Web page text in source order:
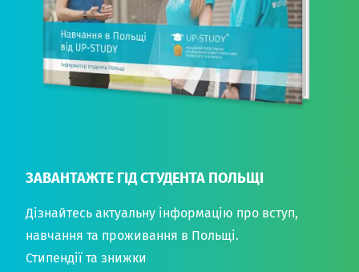
ЗАВАНТАЖТЕ ГІД СТУДЕНТА ПОЛЬЩІ
Дізнайтесь актуальну інформацію про вступ,
навчання та проживання в Польщі.
Стипендії та знижки